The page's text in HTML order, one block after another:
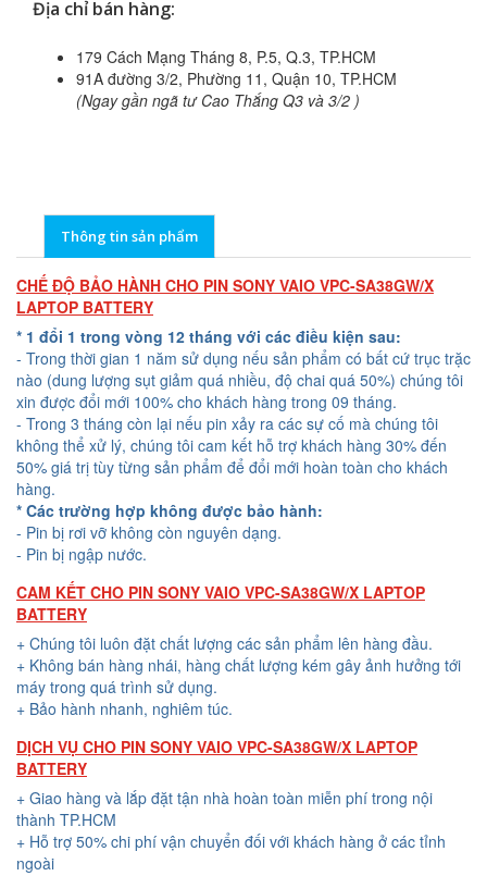
Địa chỉ bán hàng:
179 Cách Mạng Tháng 8, P.5, Q.3, TP.HCM
91A đường 3/2, Phường 11, Quận 10, TP.HCM
(Ngay gần ngã tư Cao Thắng Q3 và 3/2 )
Thông tin sản phẩm
CHẾ ĐỘ BẢO HÀNH CHO PIN SONY VAIO VPC-SA38GW/X
LAPTOP BATTERY
* 1 đổi 1 trong vòng 12 tháng với các điều kiện sau:
- Trong thời gian 1 năm sử dụng nếu sản phẩm có bất cứ trục trặc
nào (dung lượng sụt giảm quá nhiều, độ chai quá 50%) chúng tôi
xin được đổi mới 100% cho khách hàng trong 09 tháng.
- Trong 3 tháng còn lại nếu pin xảy ra các sự cố mà chúng tôi
không thể xử lý, chúng tôi cam kết hỗ trợ khách hàng 30% đến
50% giá trị tùy từng sản phẩm để đổi mới hoàn toàn cho khách
hàng.
* Các trường hợp không được bảo hành:
- Pin bị rơi vỡ không còn nguyên dạng.
- Pin bị ngập nước.
CAM KẾT CHO PIN SONY VAIO VPC-SA38GW/X LAPTOP
BATTERY
+ Chúng tôi luôn đặt chất lượng các sản phẩm lên hàng đầu.
+ Không bán hàng nhái, hàng chất lượng kém gây ảnh hưởng tới
máy trong quá trình sử dụng.
+ Bảo hành nhanh, nghiêm túc.
DỊCH VỤ CHO PIN SONY VAIO VPC-SA38GW/X LAPTOP
BATTERY
+ Giao hàng và lắp đặt tận nhà hoàn toàn miễn phí trong nội
thành TP.HCM
+ Hỗ trợ 50% chi phí vận chuyển đối với khách hàng ở các tỉnh
ngoài